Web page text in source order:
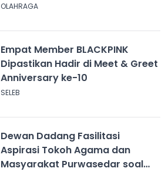
OLAHRAGA
Empat Member BLACKPINK
Dipastikan Hadir di Meet & Greet
Anniversary ke-10
SELEB
Dewan Dadang Fasilitasi
Aspirasi Tokoh Agama dan
Masyarakat Purwasedar soal